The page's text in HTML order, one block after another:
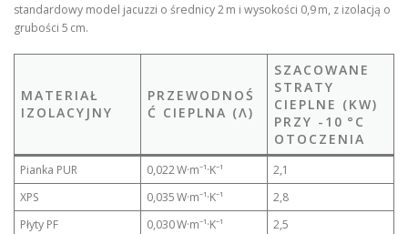
standardowy model jacuzzi o średnicy 2 m i wysokości 0,9 m, z izolacją o
grubości 5 cm.
MATERIAŁ
IZOLACYJNY
PRZEWODNOŚ
Ć CIEPLNA (Λ)
SZACOWANE
STRATY
CIEPLNE (KW)
PRZY -10 °C
OTOCZENIA
Pianka PUR 0,022 W·m⁻¹·K⁻¹
2,1
XPS
0,035 W·m⁻¹·K⁻¹
2,8
Płyty PF
0,030 W·m⁻¹·K⁻¹ 2,5